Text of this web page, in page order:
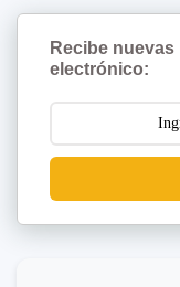
Recibe
electrónico: